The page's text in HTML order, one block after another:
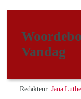
Vandag
Redakteur:Jana